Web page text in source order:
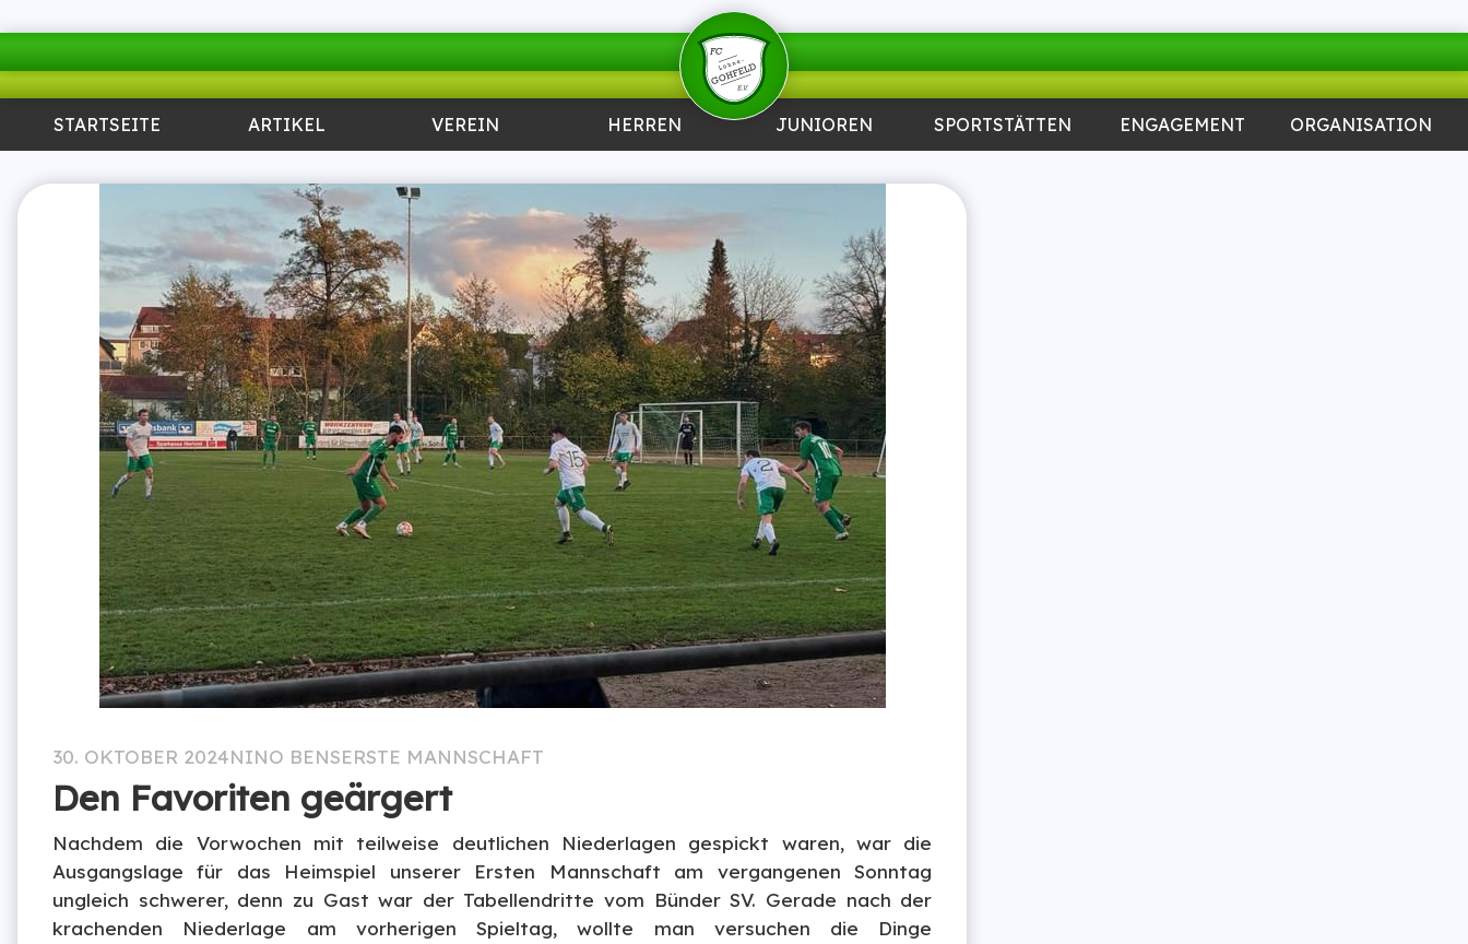
STARTSEITE ARTIKEL VEREIN HERREN JUNIOREN SPORTSTÄTTEN ENGAGEMENT ORGANISATION
30. OKTOBER 2024NINO BENSERSTE MANNSCHAFT
Den Favoriten geärgert
Nachdem die Vorwochen mit teilweise deutlichen Niederlagen gespickt waren, war die
Ausgangslage für das Heimspiel unserer Ersten Mannschaft am vergangenen Sonntag
ungleich schwerer, denn zu Gast war der Tabellendritte vom Bünder SV. Gerade nach der
krachenden Niederlage am vorherigen Spieltag, wollte man versuchen die Dinge